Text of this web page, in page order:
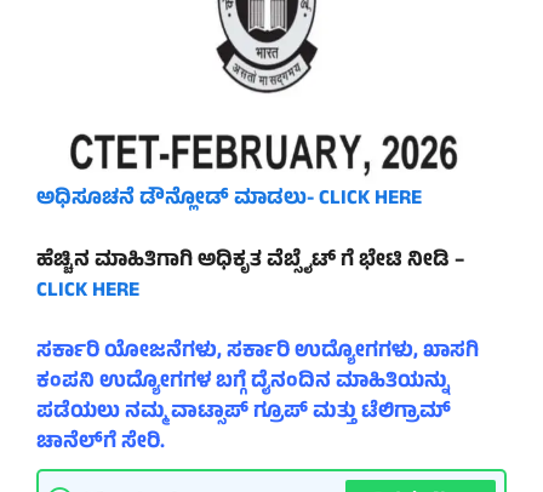
ಅಧಿಸೂಚನೆ ಡೌನ್ಲೋಡ್ ಮಾಡಲು- CLICK HERE
ಹೆಚ್ಚಿನ ಮಾಹಿತಿಗಾಗಿ ಅಧಿಕೃತ ವೆಬ್ಸೈಟ್ ಗೆ ಭೇಟಿ ನೀಡಿ –
CLICK HERE
ಸರ್ಕಾರಿ ಯೋಜನೆಗಳು, ಸರ್ಕಾರಿ ಉದ್ಯೋಗಗಳು, ಖಾಸಗಿ
ಕಂಪನಿ ಉದ್ಯೋಗಗಳ ಬಗ್ಗೆ ದೈನಂದಿನ ಮಾಹಿತಿಯನ್ನು
ಪಡೆಯಲು ನಮ್ಮ ವಾಟ್ಸಾಪ್ ಗ್ರೂಪ್ ಮತ್ತು ಟೆಲಿಗ್ರಾಮ್
ಚಾನೆಲ್‌ಗೆ ಸೇರಿ.